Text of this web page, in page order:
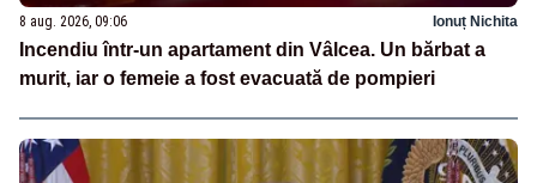
8 aug. 2026, 09:06 Ionuț Nichita
Incendiu într-un apartament din Vâlcea. Un bărbat a
murit, iar o femeie a fost evacuată de pompieri